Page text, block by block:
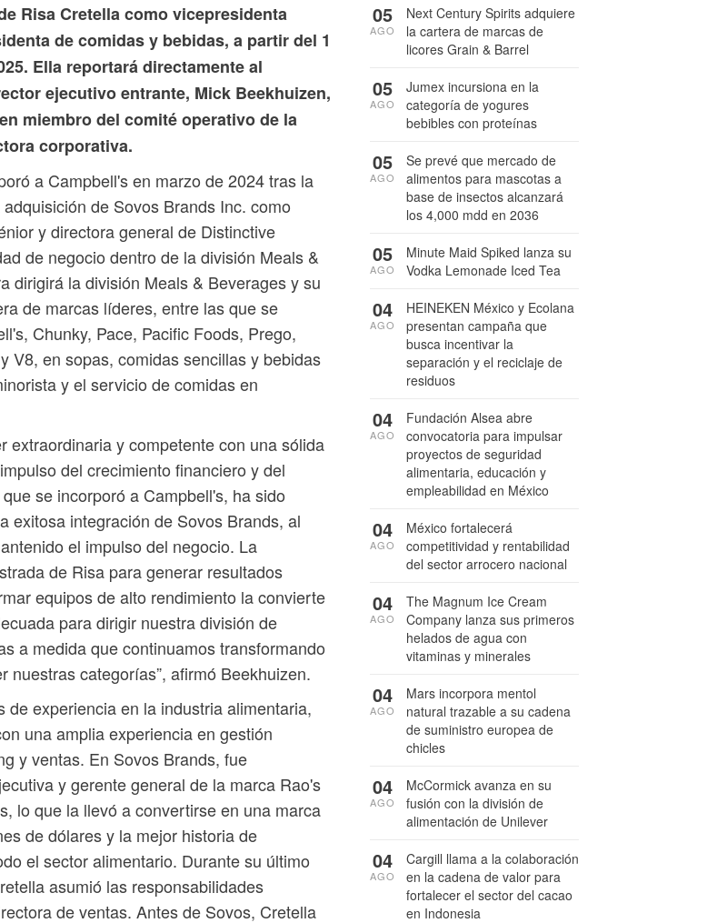
Risa Cretella como vicepresidenta
de comidas y bebidas, a partir del 1
Ella reportará directamente al
ejecutivo entrante, Mick Beekhuizen,
miembro del comité operativo de la
corporativa.
a Campbell's en marzo de 2024 tras la
de Sovos Brands Inc. como
y directora general de Distinctive
de negocio dentro de la división Meals &
dirigirá la división Meals & Beverages y su
de marcas líderes, entre las que se
Chunky, Pace, Pacific Foods, Prego,
V8, en sopas, comidas sencillas y bebidas
y el servicio de comidas en
extraordinaria y competente con una sólida
del crecimiento financiero y del
se incorporó a Campbell's, ha sido
exitosa integración de Sovos Brands, al
el impulso del negocio. La
de Risa para generar resultados
equipos de alto rendimiento la convierte
para dirigir nuestra división de
a medida que continuamos transformando
nuestras categorías”, afirmó Beekhuizen.
de experiencia en la industria alimentaria,
una amplia experiencia en gestión
y ventas. En Sovos Brands, fue
y gerente general de la marca Rao's
lo que la llevó a convertirse en una marca
de dólares y la mejor historia de
el sector alimentario. Durante su último
asumió las responsabilidades
de ventas. Antes de Sovos, Cretella
Next Century Spirits adquiere
la cartera de marcas de
licores Grain & Barrel
05
AGO
Jumex incursiona en la
categoría de yogures
bebibles con proteínas
05
AGO
Se prevé que mercado de
alimentos para mascotas a
base de insectos alcanzará
los 4,000 mdd en 2036
05
AGO
Minute Maid Spiked lanza su
Vodka Lemonade Iced Tea
05
AGO
HEINEKEN México y Ecolana
presentan campaña que
busca incentivar la
separación y el reciclaje de
residuos
04
AGO
Fundación Alsea abre
convocatoria para impulsar
proyectos de seguridad
alimentaria, educación y
empleabilidad en México
04
AGO
México fortalecerá
competitividad y rentabilidad
del sector arrocero nacional
04
AGO
The Magnum Ice Cream
Company lanza sus primeros
helados de agua con
vitaminas y minerales
04
AGO
Mars incorpora mentol
natural trazable a su cadena
de suministro europea de
chicles
04
AGO
McCormick avanza en su
fusión con la división de
alimentación de Unilever
04
AGO
Cargill llama a la colaboración
en la cadena de valor para
fortalecer el sector del cacao
en Indonesia
04
AGO